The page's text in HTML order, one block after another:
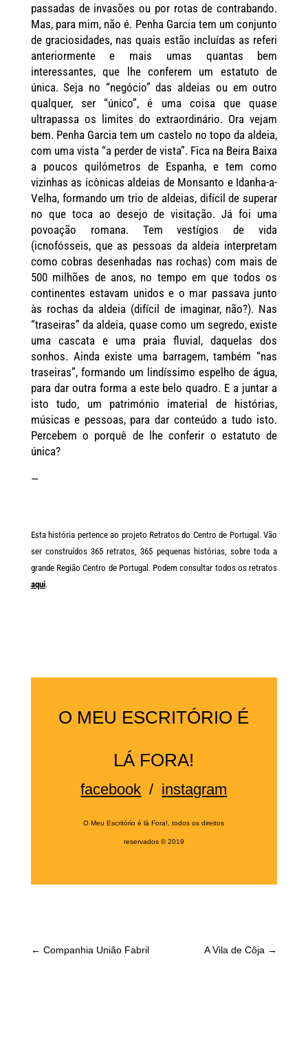
passadas de invasões ou por rotas de contrabando.
Mas, para mim, não é. Penha Garcia tem um conjunto
de graciosidades, nas quais estão incluídas as referi
anteriormente e mais umas quantas bem
interessantes, que lhe conferem um estatuto de
única. Seja no “negócio” das aldeias ou em outro
qualquer, ser “único”, é uma coisa que quase
ultrapassa os limites do extraordinário. Ora vejam
bem. Penha Garcia tem um castelo no topo da aldeia,
com uma vista “a perder de vista”. Fica na Beira Baixa
a poucos quilómetros de Espanha, e tem como
vizinhas as icônicas aldeias de Monsanto e Idanha-a-
Velha, formando um trio de aldeias, difícil de superar
no que toca ao desejo de visitação. Já foi uma
povoação romana. Tem vestígios de vida
(icnofósseis, que as pessoas da aldeia interpretam
como cobras desenhadas nas rochas) com mais de
500 milhões de anos, no tempo em que todos os
continentes estavam unidos e o mar passava junto
às rochas da aldeia (difícil de imaginar, não?). Nas
“traseiras” da aldeia, quase como um segredo, existe
uma cascata e uma praia fluvial, daquelas dos
sonhos. Ainda existe uma barragem, também “nas
traseiras”, formando um lindíssimo espelho de água,
para dar outra forma a este belo quadro. E a juntar a
isto tudo, um património imaterial de histórias,
músicas e pessoas, para dar conteúdo a tudo isto.
Percebem o porquê de lhe conferir o estatuto de
única?
—
Esta história pertence ao projeto Retratos do Centro de Portugal. Vão
ser construídos 365 retratos, 365 pequenas histórias, sobre toda a
grande Região Centro de Portugal. Podem consultar todos os retratos
aqui.
O MEU ESCRITÓRIO É
LÁ FORA!
facebook / instagram
O Meu Escritório é lá Fora!, todos os direitos
reservados ©2019
← Companhia União Fabril A Vila de Côja →